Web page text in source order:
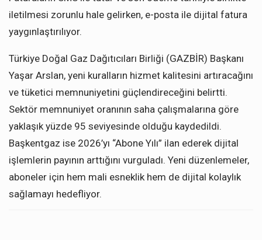
iletilmesi zorunlu hale gelirken, e-posta ile dijital fatura
yaygınlaştırılıyor.
Türkiye Doğal Gaz Dağıtıcıları Birliği (GAZBİR) Başkanı
Yaşar Arslan, yeni kuralların hizmet kalitesini artıracağını
ve tüketici memnuniyetini güçlendireceğini belirtti.
Sektör memnuniyet oranının saha çalışmalarına göre
yaklaşık yüzde 95 seviyesinde olduğu kaydedildi.
Başkentgaz ise 2026’yı “Abone Yılı” ilan ederek dijital
işlemlerin payının arttığını vurguladı. Yeni düzenlemeler,
aboneler için hem mali esneklik hem de dijital kolaylık
sağlamayı hedefliyor.